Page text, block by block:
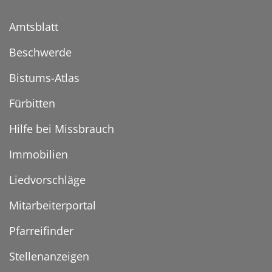
Amtsblatt
Beschwerde
Bistums-Atlas
Fürbitten
Hilfe bei Missbrauch
Immobilien
Liedvorschläge
Mitarbeiterportal
Pfarreifinder
Stellenanzeigen